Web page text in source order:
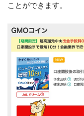
ことができます。